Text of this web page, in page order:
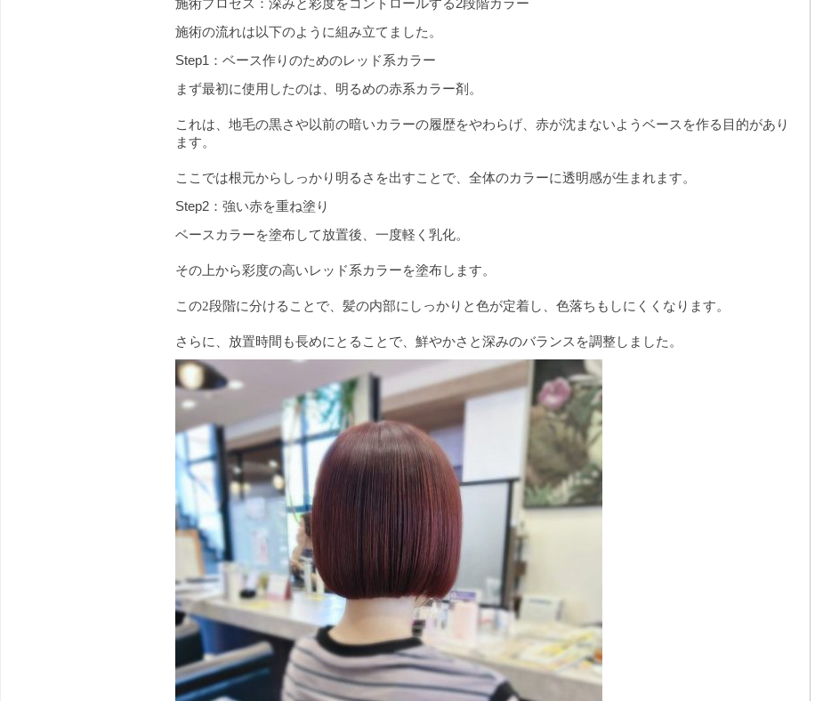
施術プロセス：深みと彩度をコントロールする2段階カラー
施術の流れは以下のように組み立てました。
Step1：ベース作りのためのレッド系カラー
まず最初に使用したのは、明るめの赤系カラー剤。
これは、地毛の黒さや以前の暗いカラーの履歴をやわらげ、赤が沈まないようベースを作る目的があり
ます。
ここでは根元からしっかり明るさを出すことで、全体のカラーに透明感が生まれます。
Step2：強い赤を重ね塗り
ベースカラーを塗布して放置後、一度軽く乳化。
その上から彩度の高いレッド系カラーを塗布します。
この2段階に分けることで、髪の内部にしっかりと色が定着し、色落ちもしにくくなります。
さらに、放置時間も長めにとることで、鮮やかさと深みのバランスを調整しました。